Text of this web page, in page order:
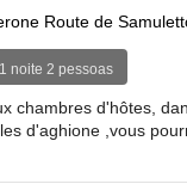
Route de
noite 2 pessoas
chambres d'hôtes,
d'aghione ,vous